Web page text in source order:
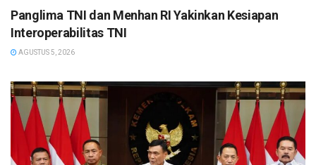
Panglima TNI dan Menhan RI Yakinkan Kesiapan
Interoperabilitas TNI
AGUSTUS 5, 2026